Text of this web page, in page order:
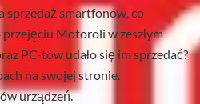
sprzedaż smartfonów, co
Motoroli w zeszłym
PC-tów udało się im sprzedać?
na swojej stronie.
urządzeń.